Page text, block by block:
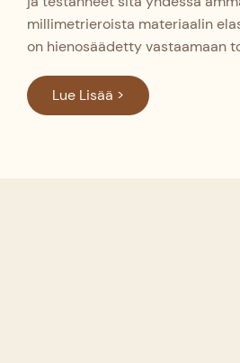
millimetrieroista materiaalin
on hienosäädetty vastaamaan
Lue Lisää >